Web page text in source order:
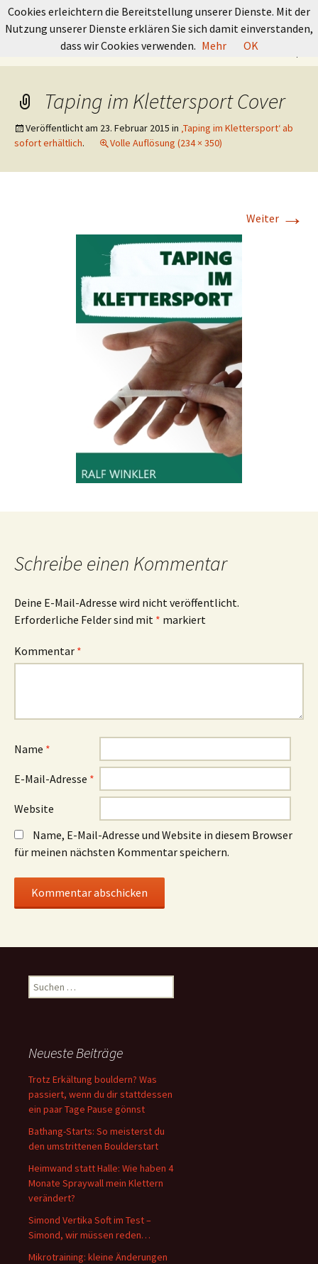
GRUNDKURS BOULDERN
Springe
nach:
Taping im Klettersport Cover
Veröffentlicht am 23. Februar 2015 in ‚Taping im Klettersport‘ ab
sofort erhältlich. Volle Auflösung (234 × 350)
Weiter →
Schreibe einen Kommentar
Deine E-Mail-Adresse wird nicht veröffentlicht.
Erforderliche Felder sind mit * markiert
Kommentar *
Name *
E-Mail-Adresse *
Website
Name, E-Mail-Adresse und Website in diesem Browser
für meinen nächsten Kommentar speichern.
Suchen
nach:
Neueste Beiträge
Trotz Erkältung bouldern? Was
passiert, wenn du dir stattdessen
ein paar Tage Pause gönnst
Bathang-Starts: So meisterst du
den umstrittenen Boulderstart
Heimwand statt Halle: Wie haben 4
Monate Spraywall mein Klettern
verändert?
Simond Vertika Soft im Test –
Simond, wir müssen reden…
Mikrotraining: kleine Änderungen
Cookies erleichtern die Bereitstellung unserer Dienste. Mit der
Nutzung unserer Dienste erklären Sie sich damit einverstanden,
dass wir Cookies verwenden. Mehr OK